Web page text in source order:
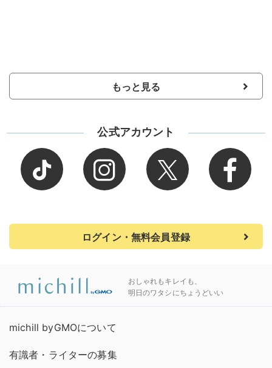
もっと見る
公式アカウント
ログイン・無料会員登録
おしゃれもキレイも、
明日のワタシにちょうどいい
michill byGMOについて
有識者・ライターの募集